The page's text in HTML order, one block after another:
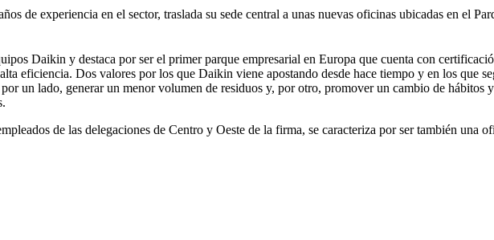
de experiencia en el sector, traslada su sede central a unas nuevas oficinas ubicadas en el
Daikin y destaca por ser el primer parque empresarial en Europa que cuenta con
eficiencia. Dos valores por los que Daikin viene apostando desde hace tiempo y en los que
un lado, generar un menor volumen de residuos y, por otro, promover un cambio de hábitos
de las delegaciones de Centro y Oeste de la firma, se caracteriza por ser también una